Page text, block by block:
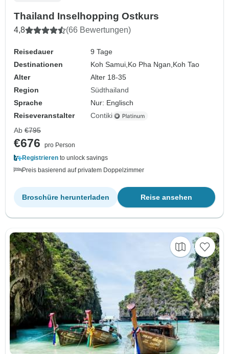
Thailand Inselhopping Ostkurs
4,8 (66 Bewertungen)
Reisedauer
9 Tage
Destinationen
Koh Samui, Ko Pha Ngan, Koh Tao
Alter
Alter 18-35
Region
Südthailand
Sprache
Nur: Englisch
Reiseveranstalter
Contiki
Ab €795
€676
pro Person
Registrieren to unlock savings
Preis basierend auf privatem Doppelzimmer
Reise ansehen
Broschüre herunterladen